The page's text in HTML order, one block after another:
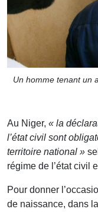
Un homme tenant un
Au Niger, « la
l’état civil sont
territoire national »
régime de l’état civil
Pour donner
de naissance, dans